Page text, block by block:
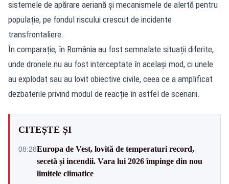
sistemele de apărare aeriană și mecanismele de alertă pentru
populație, pe fondul riscului crescut de incidente
transfrontaliere.
În comparație, în România au fost semnalate situații diferite,
unde dronele nu au fost interceptate în același mod, ci unele
au explodat sau au lovit obiective civile, ceea ce a amplificat
dezbaterile privind modul de reacție în astfel de scenarii.
CITEȘTE ȘI
08:28Europa de Vest, lovită de temperaturi record,
secetă și incendii. Vara lui 2026 împinge din nou
limitele climatice